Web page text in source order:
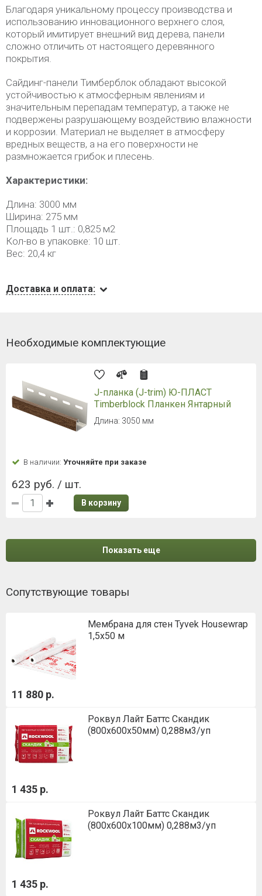
Благодаря уникальному процессу производства и
использованию инновационного верхнего слоя,
который имитирует внешний вид дерева, панели
сложно отличить от настоящего деревянного
покрытия.
Сайдинг-панели Тимберблок обладают высокой
устойчивостью к атмосферным явлениям и
значительным перепадам температур, а также не
подвержены разрушающему воздействию влажности
и коррозии. Материал не выделяет в атмосферу
вредных веществ, а на его поверхности не
размножается грибок и плесень.
Характеристики:
Длина: 3000 мм
Ширина: 275 мм
Площадь 1 шт.: 0,825 м2
Кол-во в упаковке: 10 шт.
Вес: 20,4 кг
Доставка и оплата:
Необходимые комплектующие
J-планка (J-trim) Ю-ПЛАСТ
Timberblock Планкен Янтарный
Длина: 3050 мм
В наличии: Уточняйте при заказе
623 руб. / шт.
В корзину
Показать еще
Сопутствующие товары
Мембрана для стен Tyvek Housewrap
1,5х50 м
11 880 р.
Роквул Лайт Баттс Скандик
(800х600х50мм) 0,288м3/уп
1 435 р.
Роквул Лайт Баттс Скандик
(800х600х100мм) 0,288м3/уп
1 435 р.